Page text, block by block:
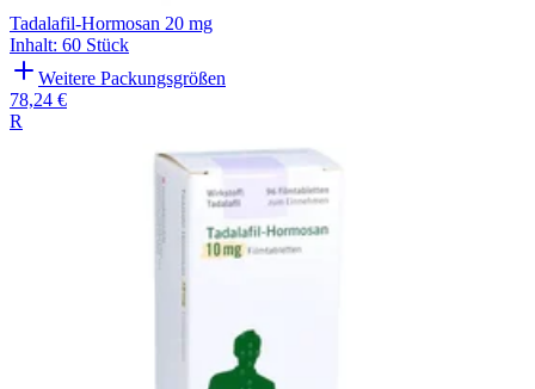
Tadalafil-Hormosan 20 mg
Inhalt: 60 Stück
Weitere Packungsgrößen
78,24 €
R